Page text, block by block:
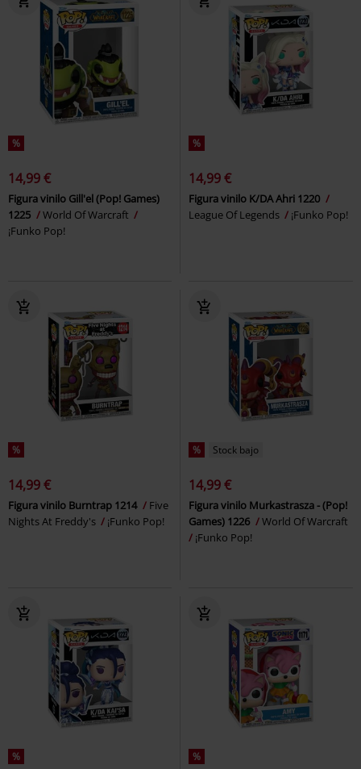
%
14,99 €
Figura vinilo Gill'el (Pop! Games)
1225
World Of Warcraft
¡Funko Pop!
%
14,99 €
Figura vinilo K/DA Ahri 1220
League Of Legends
¡Funko Pop!
%
14,99 €
Figura vinilo Burntrap 1214
Five
Nights At Freddy's
¡Funko Pop!
% Stock bajo
14,99 €
Figura vinilo Murkastrasza - (Pop!
Games) 1226
World Of Warcraft
¡Funko Pop!
% %